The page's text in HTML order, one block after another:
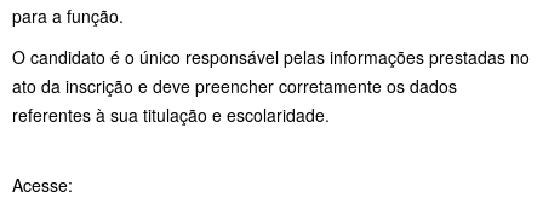
para a função.
O candidato é o único responsável pelas informações prestadas no
ato da inscrição e deve preencher corretamente os dados
referentes à sua titulação e escolaridade.
Acesse: